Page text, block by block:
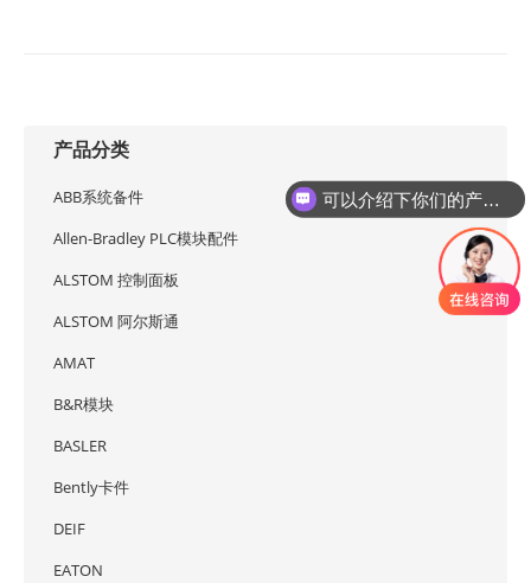
产品分类
ABB系统备件
Allen-Bradley PLC模块配件
ALSTOM 控制面板
ALSTOM 阿尔斯通
AMAT
B&R模块
BASLER
Bently卡件
DEIF
EATON
可以介绍下你们的产品么